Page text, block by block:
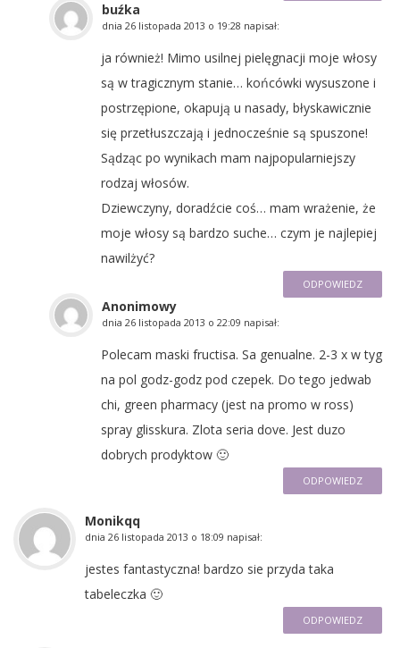
buźka
dnia 26 listopada 2013 o 19:28 napisał:
ja również! Mimo usilnej pielęgnacji moje włosy
są w tragicznym stanie… końcówki wysuszone i
postrzępione, okapują u nasady, błyskawicznie
się przetłuszczają i jednocześnie są spuszone!
Sądząc po wynikach mam najpopularniejszy
rodzaj włosów.
Dziewczyny, doradźcie coś… mam wrażenie, że
moje włosy są bardzo suche… czym je najlepiej
nawilżyć?
ODPOWIEDZ
Anonimowy
dnia 26 listopada 2013 o 22:09 napisał:
Polecam maski fructisa. Sa genualne. 2-3 x w tyg
na pol godz-godz pod czepek. Do tego jedwab
chi, green pharmacy (jest na promo w ross)
spray glisskura. Zlota seria dove. Jest duzo
dobrych prodyktow 🙂
ODPOWIEDZ
Monikqq
dnia 26 listopada 2013 o 18:09 napisał:
jestes fantastyczna! bardzo sie przyda taka
tabeleczka 🙂
ODPOWIEDZ